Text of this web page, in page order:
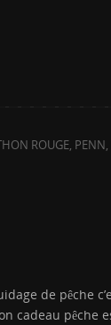
ROUGE, PENN,
de pêche
cadeau pêche